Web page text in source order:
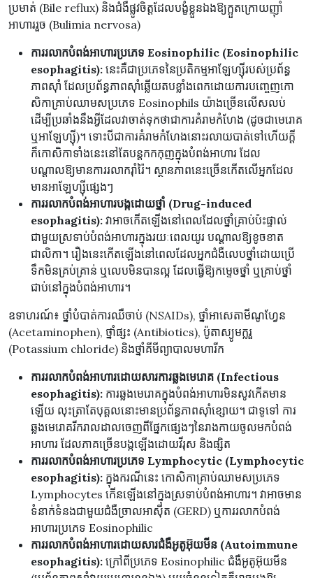
ប្រមាត់ (Bile reflux) និងជំងឺផ្លូវចិត្តដែលបង្ខំខ្លួនឯងឱ្យក្អួតក្រោយញ៉ាំ
អាហាររួច (Bulimia nervosa)
ការរលាកបំពង់អាហារប្រភេទ Eosinophilic (Eosinophilic
esophagitis): នេះគឺជាប្រភេទនៃប្រតិកម្មអាឡែហ្ស៊ីរបស់ប្រព័ន្ធ
ភាពស៊ាំ ដែលប្រព័ន្ធភាពស៊ាំឆ្លើយតបខ្លាំងពេកដោយការបញ្ចេញកោ
សិកាគ្រាប់ឈាមសប្រភេទ Eosinophils យ៉ាងច្រើនលើសលប់
ដើម្បីប្រឆាំងនឹងអ្វីដែលវាចាត់ទុកថាជាការគំរាមកំហែង (ដូចជាមេរោគ
ឬអាឡែហ្ស៊ី)។ ទោះបីជាការគំរាមកំហែងនោះរលាយបាត់ទៅហើយក្តី
ក៏កោសិកាទាំងនេះនៅតែបន្តកកកុញក្នុងបំពង់អាហារ ដែល
បណ្តាលឱ្យមានការរលាករ៉ាំរ៉ៃ។ ស្ថានភាពនេះច្រើនកើតលើអ្នកដែល
មានអាឡែហ្ស៊ីផ្សេងៗ
ការរលាកបំពង់អាហារបង្កដោយថ្នាំ (Drug-induced
esophagitis)​​: វាអាចកើតឡើងនៅពេលដែលថ្នាំគ្រាប់ប៉ះផ្ទាល់
ជាមួយស្រទាប់បំពង់អាហារក្នុងរយៈពេលយូរ បណ្តាលឱ្យខូចខាត
ជាលិកា។ រឿងនេះកើតឡើងនៅពេលដែលអ្នកជំងឺលេបថ្នាំដោយប្រើ
ទឹកមិនគ្រប់គ្រាន់ ឬលេបមិនបានល្អ ដែលធ្វើឱ្យកម្ទេចថ្នាំ ឬគ្រាប់ថ្នាំ
ជាប់នៅក្នុងបំពង់អាហារ។
ឧទាហរណ៍៖ ថ្នាំបំបាត់ការឈឺចាប់ (NSAIDs), ថ្នាំអាសេតាមីណូហ្វែន
(Acetaminophen), ថ្នាំផ្សះ (Antibiotics), ប៉ូតាស្យូមក្លរួ
(Potassium chloride) និងថ្នាំគីមីព្យាបាលមហារីក
ការរលាកបំពង់អាហារដោយសារការឆ្លងមេរោគ (Infectious
esophagitis): ការឆ្លងមេរោគក្នុងបំពង់អាហារមិនសូវកើតមាន
ឡើយ លុះត្រាតែបុគ្គលនោះមានប្រព័ន្ធភាពស៊ាំខ្សោយ។ ជាទូទៅ ការ
ឆ្លងមេរោគរីករាលដាលចេញពីផ្នែកផ្សេងៗនៃរាងកាយចូលមកបំពង់
អាហារ ដែលភាគច្រើនបង្កឡើងដោយវីរុស និងផ្សិត
ការរលាកបំពង់អាហារប្រភេទ Lymphocytic (Lymphocytic
esophagitis): ក្នុងករណីនេះ កោសិកាគ្រាប់ឈាមសប្រភេទ
Lymphocytes កើនឡើងនៅក្នុងស្រទាប់បំពង់អាហារ។ វាអាចមាន
ទំនាក់ទំនងជាមួយជំងឺច្រាលអាស៊ីត (GERD) ឬការរលាកបំពង់
អាហារប្រភេទ Eosinophilic
ការរលាកបំពង់អាហារដោយសារជំងឺអូតូអ៊ុយមីន (Autoimmune
esophagitis): ក្រៅពីប្រភេទ Eosinophilic ជំងឺអូតូអ៊ុយមីន